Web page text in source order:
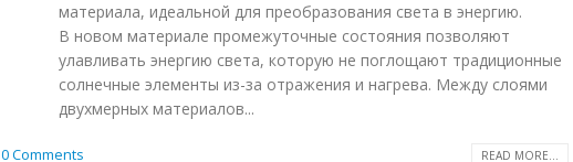
материала, идеальной для преобразования света в энергию.
В новом материале промежуточные состояния позволяют
улавливать энергию света, которую не поглощают традиционные
солнечные элементы из-за отражения и нагрева. Между слоями
двухмерных материалов...
0 Comments READ MORE...